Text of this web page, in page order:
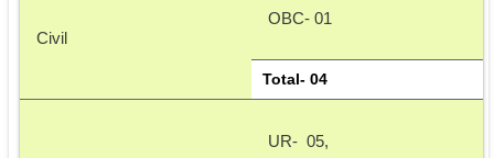
Civil
OBC- 01
Total- 04
UR-  05,